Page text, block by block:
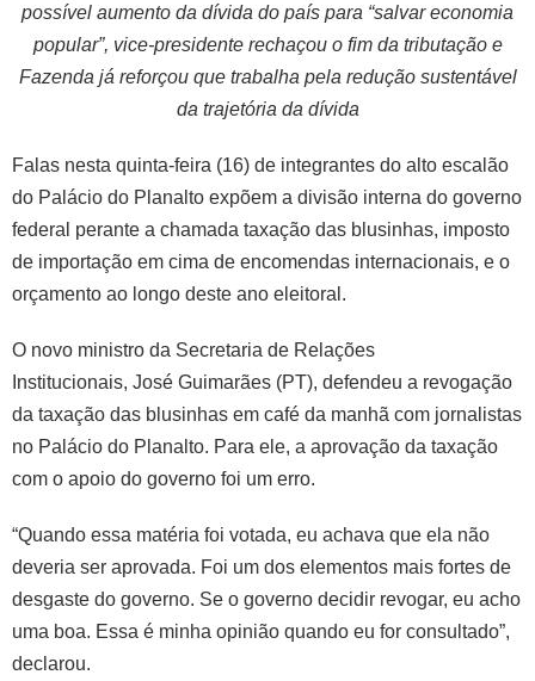
possível aumento da dívida do país para “salvar economia
popular”, vice-presidente rechaçou o fim da tributação e
Fazenda já reforçou que trabalha pela redução sustentável
da trajetória da dívida
Falas nesta quinta-feira (16) de integrantes do alto escalão
do Palácio do Planalto expõem a divisão interna do governo
federal perante a chamada taxação das blusinhas, imposto
de importação em cima de encomendas internacionais, e o
orçamento ao longo deste ano eleitoral.
O novo ministro da Secretaria de Relações
Institucionais, José Guimarães (PT), defendeu a revogação
da taxação das blusinhas em café da manhã com jornalistas
no Palácio do Planalto. Para ele, a aprovação da taxação
com o apoio do governo foi um erro.
“Quando essa matéria foi votada, eu achava que ela não
deveria ser aprovada. Foi um dos elementos mais fortes de
desgaste do governo. Se o governo decidir revogar, eu acho
uma boa. Essa é minha opinião quando eu for consultado”,
declarou.